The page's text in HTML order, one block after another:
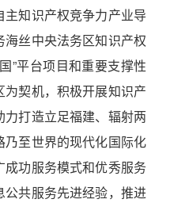
知识产权竞争力产业导
丝中央法务区知识产权
”平台项目和重要支撑性
契机，积极开展知识产
打造立足福建、辐射两
至世界的现代化国际化
功服务模式和优秀服务
共服务先进经验，推进